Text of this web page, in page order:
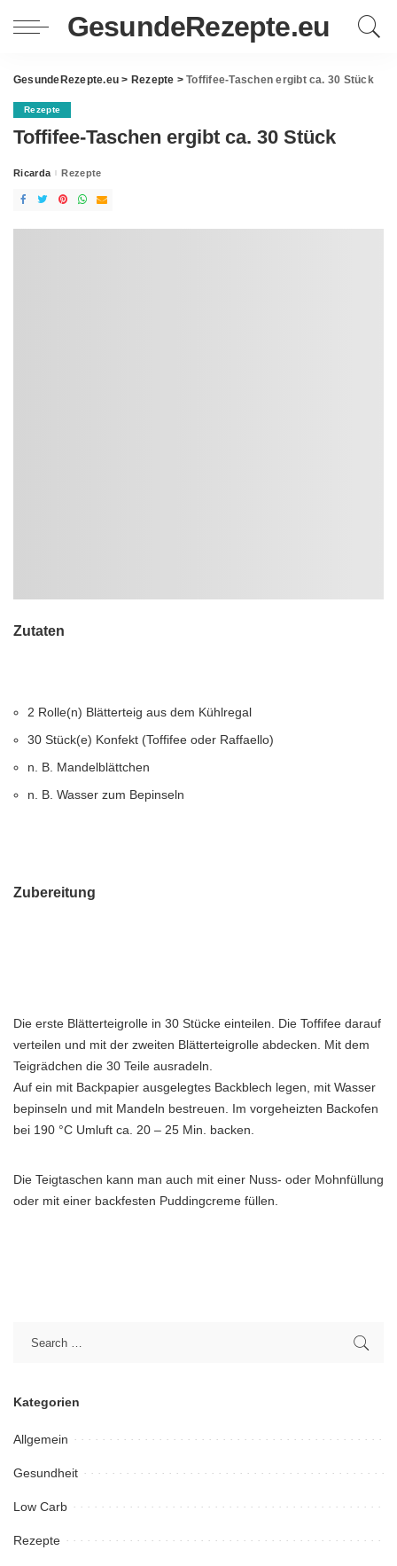
GesundeRezepte.eu
GesundeRezepte.eu > Rezepte >Toffifee-Taschen ergibt ca. 30 Stück
Rezepte
Toffifee-Taschen ergibt ca. 30 Stück
Posted
Ricarda Rezepte
Zutaten
2 Rolle(n) Blätterteig aus dem Kühlregal
30 Stück(e) Konfekt (Toffifee oder Raffaello)
n. B. Mandelblättchen
n. B. Wasser zum Bepinseln
Zubereitung
Die erste Blätterteigrolle in 30 Stücke einteilen. Die Toffifee darauf
verteilen und mit der zweiten Blätterteigrolle abdecken. Mit dem
Teigrädchen die 30 Teile ausradeln.
Auf ein mit Backpapier ausgelegtes Backblech legen, mit Wasser
bepinseln und mit Mandeln bestreuen. Im vorgeheizten Backofen
bei 190 °C Umluft ca. 20 – 25 Min. backen.
Die Teigtaschen kann man auch mit einer Nuss- oder Mohnfüllung
oder mit einer backfesten Puddingcreme füllen.
Kategorien
Allgemein
Gesundheit
Low Carb
Rezepte